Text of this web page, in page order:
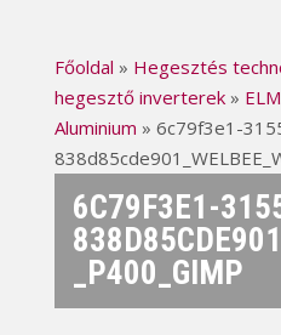
Főoldal » Hegesztés
hegesztő inverterek»
Aluminium » 6c79f3e1-
6C79F3E1-
_P400_GIMP